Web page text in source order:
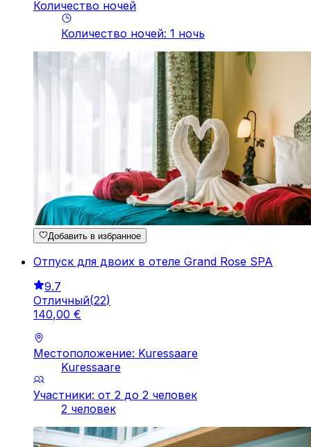
Количество ночей
Количество ночей: 1 ночь
Добавить в избранное
Отпуск для двоих в отеле Grand Rose SPA
9.7
Отличный(22)
140,00 €
Местоположение: Kuressaare
Kuressaare
Участники: от 2 до 2 человек
2 человек